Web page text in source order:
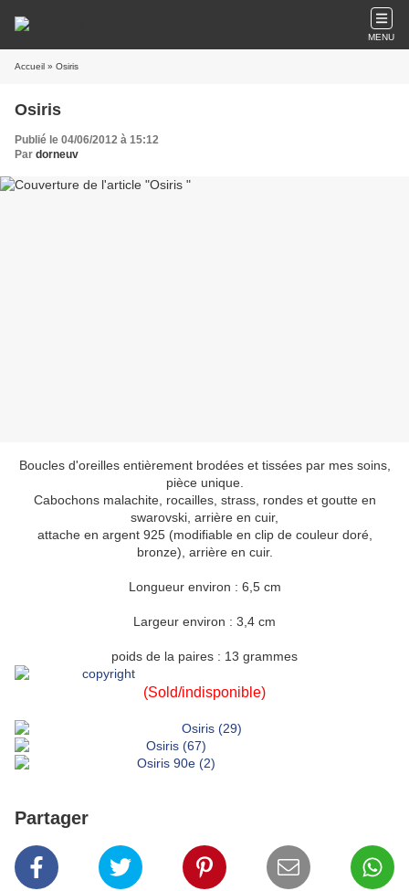
MENU
Accueil » Osiris
Osiris
Publié le 04/06/2012 à 15:12
Par dorneuv
Boucles d'oreilles entièrement brodées et tissées par mes soins,
pièce unique.
Cabochons malachite, rocailles, strass, rondes et goutte en
swarovski, arrière en cuir,
attache en argent 925 (modifiable en clip de couleur doré,
bronze), arrière en cuir.
Longueur environ : 6,5 cm
Largeur environ : 3,4 cm
poids de la paires : 13 grammes
(Sold/indisponible)
Partager